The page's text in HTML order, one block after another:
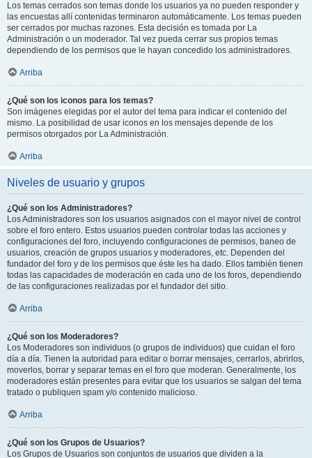
Los temas cerrados son temas donde los usuarios ya no pueden responder y
las encuestas allí contenidas terminaron automáticamente. Los temas pueden
ser cerrados por muchas razones. Esta decisión es tomada por La
Administración o un moderador. Tal vez pueda cerrar sus propios temas
dependiendo de los permisos que le hayan concedido los administradores.
Arriba
¿Qué son los iconos para los temas?
Son imágenes elegidas por el autor del tema para indicar el contenido del
mismo. La posibilidad de usar iconos en los mensajes depende de los
permisos otorgados por La Administración.
Arriba
Niveles de usuario y grupos
¿Qué son los Administradores?
Los Administradores son los usuarios asignados con el mayor nivel de control
sobre el foro entero. Estos usuarios pueden controlar todas las acciones y
configuraciones del foro, incluyendo configuraciones de permisos, baneo de
usuarios, creación de grupos usuarios y moderadores, etc. Dependen del
fundador del foro y de los permisos que éste les ha dado. Ellos también tienen
todas las capacidades de moderación en cada uno de los foros, dependiendo
de las configuraciones realizadas por el fundador del sitio.
Arriba
¿Qué son los Moderadores?
Los Moderadores son individuos (o grupos de individuos) que cuidan el foro
día a día. Tienen la autoridad para editar o borrar mensajes, cerrarlos, abrirlos,
moverlos, borrar y separar temas en el foro que moderan. Generalmente, los
moderadores están presentes para evitar que los usuarios se salgan del tema
tratado o publiquen spam y/o contenido malicioso.
Arriba
¿Qué son los Grupos de Usuarios?
Los Grupos de Usuarios son conjuntos de usuarios que dividen a la